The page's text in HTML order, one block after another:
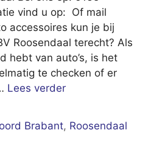
vind u op: Of mail
accessoires kun je bij
Roosendaal terecht? Als
hebt van auto’s, is het
te checken of er
Lees verder
Brabant, Roosendaal